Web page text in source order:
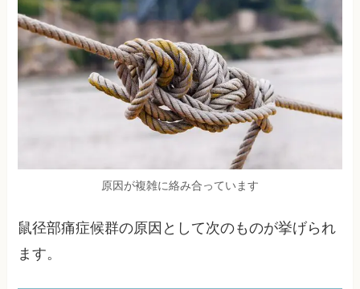
原因が複雑に絡み合っています
鼠径部痛症候群の原因として次のものが挙げられ
ます。